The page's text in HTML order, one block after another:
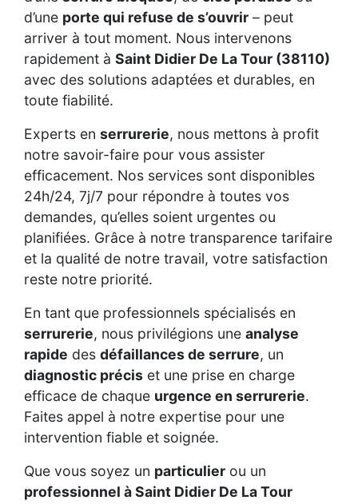
d’une porte qui refuse de s’ouvrir – peut
arriver à tout moment. Nous intervenons
rapidement à Saint Didier De La Tour (38110)
avec des solutions adaptées et durables, en
toute fiabilité.
Experts en serrurerie, nous mettons à profit
notre savoir-faire pour vous assister
efficacement. Nos services sont disponibles
24h/24, 7j/7 pour répondre à toutes vos
demandes, qu’elles soient urgentes ou
planifiées. Grâce à notre transparence tarifaire
et la qualité de notre travail, votre satisfaction
reste notre priorité.
En tant que professionnels spécialisés en
serrurerie, nous privilégions une analyse
rapide des défaillances de serrure, un
diagnostic précis et une prise en charge
efficace de chaque urgence en serrurerie.
Faites appel à notre expertise pour une
intervention fiable et soignée.
Que vous soyez un particulier ou un
professionnel à Saint Didier De La Tour